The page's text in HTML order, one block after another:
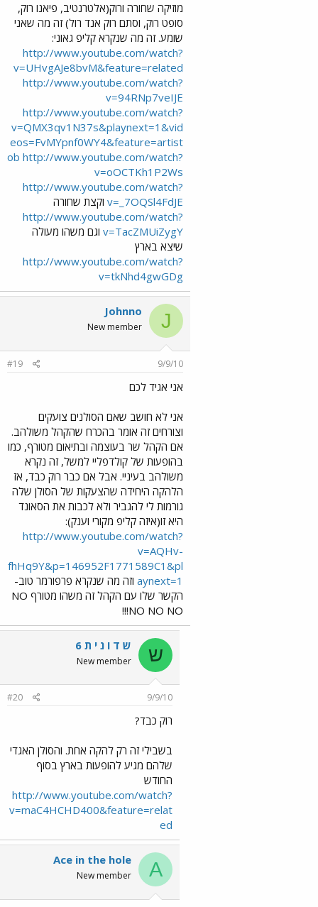
מוזיקה שחורה ורוק(אלטרנטיב, פיאנו רוק,
סופט רוק, וסתם רוק אנד רול) זה מה שאני
שומע. זה מה שנקרא קליפ גאוני:
http://www.youtube.com/watch?
v=UHvgAJe8bvM&feature=related
http://www.youtube.com/watch?
v=94RNp7veIJE
http://www.youtube.com/watch?
v=QMX3qv1N37s&playnext=1&vid
eos=FvMYpnf0WY4&feature=artist
ob http://www.youtube.com/watch?
v=oOCTKh1P2Ws
http://www.youtube.com/watch?
v=_7OQSl4FdJE וקצת שחורה
http://www.youtube.com/watch?
v=TacZMUiZygY וגם משהו מעולה
שיצא בארץ
http://www.youtube.com/watch?
v=tkNhd4gwGDg
J
Johnno
New member
9/9/10
#19
אני אגיד לכם
אני לא חושב שאם הסולנים צועקים
וצורחים זה אומר בהכרח שהקהל משולהב.
אם הקהל שר בעוצמה ובתיאום מטורף, כמו
בהופעות של קולדפליי למשל, זה נקרא
משולהב בעיניי. אבל אם כבר רוק כבד, אז
הלהקה היחידה שהצעקות של הסולן שלה
גורמות לי להגביר ולא לכבות את הסאונד
היא זו(איזה קליפ מקורי וענק):
http://www.youtube.com/watch?
v=AQHv-
fhHq9Y&p=146952F1771589C1&pl
aynext=1 וזה מה שנקרא פרפורמר טוב-
הקשר שלו עם הקהל זה משהו מטורף NO
NO NO NO!!!
ש ש ד ו נ י ת 6
New member
9/9/10
#20
רוק כבד?
בשבילי זה רק להקה אחת. והסולן האגדי
שלהם מגיע להופעות בארץ בסוף
החודש
http://www.youtube.com/watch?
v=maC4HCHD400&feature=relat
ed
A
Ace in the hole
New member